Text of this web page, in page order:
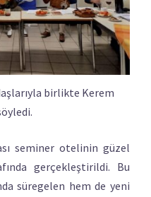
birlikte Kerem
seminer otelinin güzel
gerçekleştirildi. Bu
süregelen hem de yeni